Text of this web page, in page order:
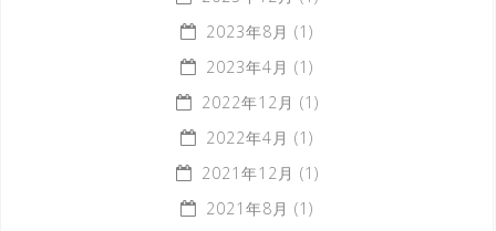
2023年8月 (1)
2023年4月 (1)
2022年12月 (1)
2022年4月 (1)
2021年12月 (1)
2021年8月 (1)